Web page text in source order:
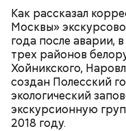
Как рассказал
Москвы»
года после аварии,
трех районов
Хойникского,
создан Полесский
экологический
экскурсионную
2018 году.
Каждый год — в
события
нобелевские